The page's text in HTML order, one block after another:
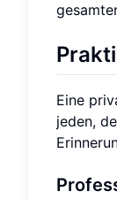
Eine
jeden,